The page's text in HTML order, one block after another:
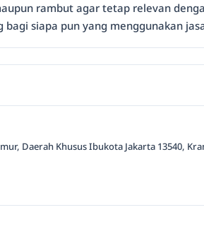
rambut agar tetap relevan
siapa pun yang menggunakan
Daerah Khusus Ibukota Jakarta 13540,